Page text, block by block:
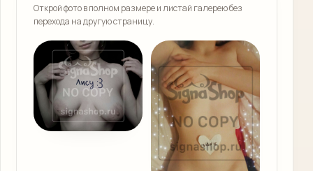
Открой фото в полном размере и листай галерею без
перехода на другую страницу.